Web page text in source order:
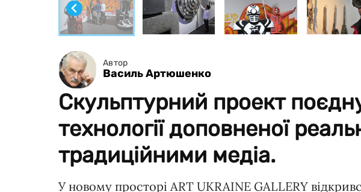
Автор
Василь Артюшенко
Скульптурний проект
технології доповненої
традиційними медіа.
У новому просторі ART UKRAINE GALLERY